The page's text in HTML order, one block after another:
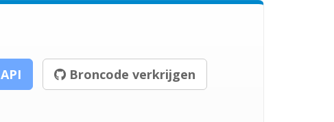
API Broncode verkrijgen